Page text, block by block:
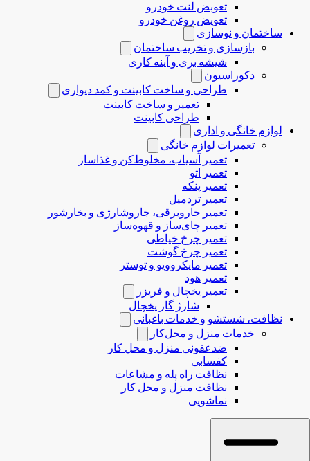
تعوبض لنت خودرو
تعویض روغن خودرو
ساختمان و نوسازی
بازسازی و تخریب ساختمان
شیشه بری و آینه کاری
دکوراسیون
طراحی و ساخت کابینت و کمد دیواری
تعمیر و ساخت کابینت
طراحی کابینت
لوازم خانگی و اداری
تعمیرات لوازم خانگی
تعمیر آسیاب، مخلوط‌کن و غذاساز
تعمیر اتو
تعمیر پنکه
تعمیر تردمیل
تعمیر جاروبرقی، جاروشارژی و بخارشور
تعمیر چای‌ساز و قهوه‌ساز
تعمیر چرخ خیاطی
تعمیر چرخ گوشت
تعمیر مایکروویو و توستر
تعمیر هود
تعمیر یخچال و فریزر
شارژ گاز یخچال
نظافت، شستشو و خدمات باغبانی
خدمات منزل و محل‌کار
ضدعفونی منزل و محل کار
کفسابی
نظافت راه پله و مشاعات
نظافت منزل و محل کار
نماشویی